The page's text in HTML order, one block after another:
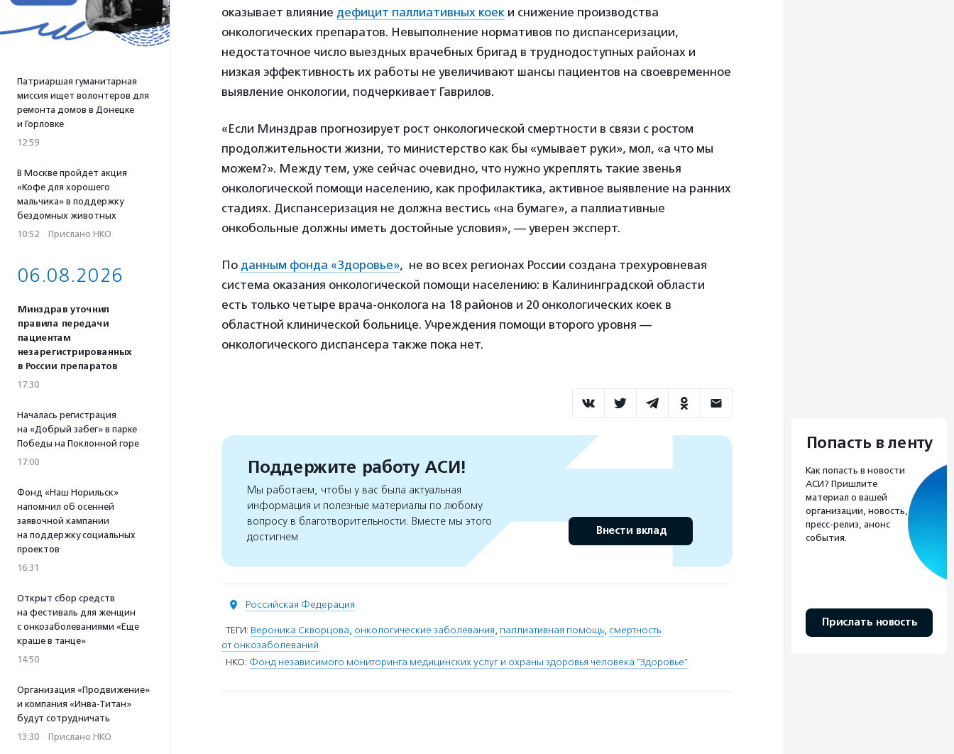
Патриаршая гуманитарная
миссия ищет волонтеров для
ремонта домов в Донецке
и Горловке
12:59
В Москве пройдет акция
«Кофе для хорошего
мальчика» в поддержку
бездомных животных
10:52 · Прислано НКО
06.08.2026
Минздрав уточнил
правила передачи
пациентам
незарегистрированных
в России препаратов
17:30
Началась регистрация
на «Добрый забег» в парке
Победы на Поклонной горе
17:00
Фонд «Наш Норильск»
напомнил об осенней
заявочной кампании
на поддержку социальных
проектов
16:31
Открыт сбор средств
на фестиваль для женщин
с онкозаболеваниями «Еще
краше в танце»
14:50
Организация «Продвижение»
и компания «Инва-Титан»
будут сотрудничать
13:30 · Прислано НКО
оказывает влияние дефицит паллиативных коек и снижение производства
онкологических препаратов. Невыполнение нормативов по диспансеризации,
недостаточное число выездных врачебных бригад в труднодоступных районах и
низкая эффективность их работы не увеличивают шансы пациентов на своевременное
выявление онкологии, подчеркивает Гаврилов.
«Если Минздрав прогнозирует рост онкологической смертности в связи с ростом
продолжительности жизни, то министерство как бы «умывает руки», мол, «а что мы
можем?». Между тем, уже сейчас очевидно, что нужно укреплять такие звенья
онкологической помощи населению, как профилактика, активное выявление на ранних
стадиях. Диспансеризация не должна вестись «на бумаге», а паллиативные
онкобольные должны иметь достойные условия», — уверен эксперт.
По данным фонда «Здоровье», не во всех регионах России создана трехуровневая
система оказания онкологической помощи населению: в Калининградской области
есть только четыре врача-онколога на 18 районов и 20 онкологических коек в
областной клинической больнице. Учреждения помощи второго уровня —
онкологического диспансера также пока нет.
Поддержите работу АСИ!
Мы работаем, чтобы у вас была актуальная
информация и полезные материалы по любому
вопросу в благотворительности. Вместе мы этого
достигнем
Внести вклад
Российская Федерация
ТЕГИ: Вероника Скворцова, онкологические заболевания, паллиативная помощь, смертность
от онкозаболеваний
НКО: Фонд независимого мониторинга медицинских услуг и охраны здоровья человека "Здоровье"
Попасть в ленту
Как попасть в новости
АСИ? Пришлите
материал о вашей
организации, новость,
пресс-релиз, анонс
события.
Прислать новость